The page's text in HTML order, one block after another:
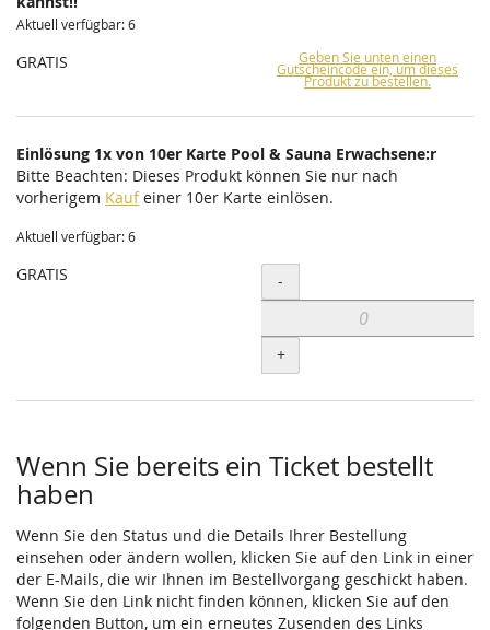
Aktuell verfügbar: 6
GRATIS Geben Sie unten einen
Gutscheincode ein, um dieses
Produkt zu bestellen.
Einlösung 1x von 10er Karte Pool & Sauna Erwachsene:r
Bitte Beachten: Dieses Produkt können Sie nur nach
vorherigem Kaufeiner 10er Karte einlösen.
Aktuell verfügbar: 6
GRATIS Menge
-
+
Wenn Sie bereits ein Ticket bestellt
haben
Wenn Sie den Status und die Details Ihrer Bestellung
einsehen oder ändern wollen, klicken Sie auf den Link in einer
der E-Mails, die wir Ihnen im Bestellvorgang geschickt haben.
Wenn Sie den Link nicht finden können, klicken Sie auf den
folgenden Button, um ein erneutes Zusenden des Links